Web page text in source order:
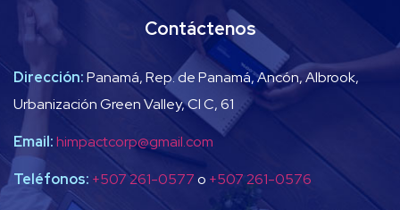
Contáctenos
Dirección:Panamá, Rep. de Panamá, Ancón, Albrook,
Urbanización Green Valley, Cl C, 61
Email:himpactcorp@gmail.com
Teléfonos: +507 261-0577o +507 261-0576